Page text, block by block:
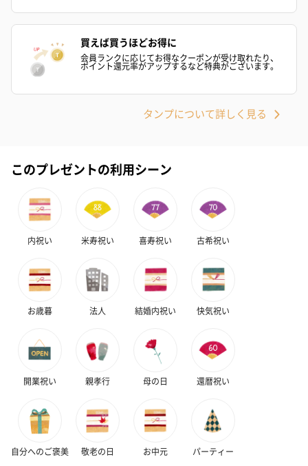
買えば買うほどお得に
会員ランクに応じてお得なクーポンが受け取れたり、
ポイント還元率がアップするなど特典がございます。
タンプについて詳しく見る
このプレゼントの利用シーン
内祝い 米寿祝い 喜寿祝い 古希祝い
お歳暮 法人 結婚内祝い 快気祝い
開業祝い 親孝行 母の日 還暦祝い
自分へのご褒美 敬老の日 お中元 パーティー